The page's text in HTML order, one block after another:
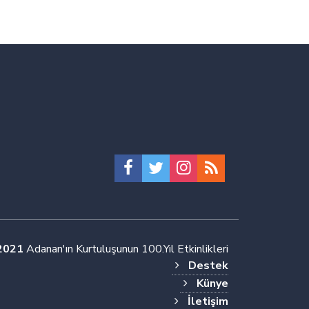
Adanan'ın Kurtuluşunun 100.Yıl Etkinlikleri
Destek
Künye
İletişim